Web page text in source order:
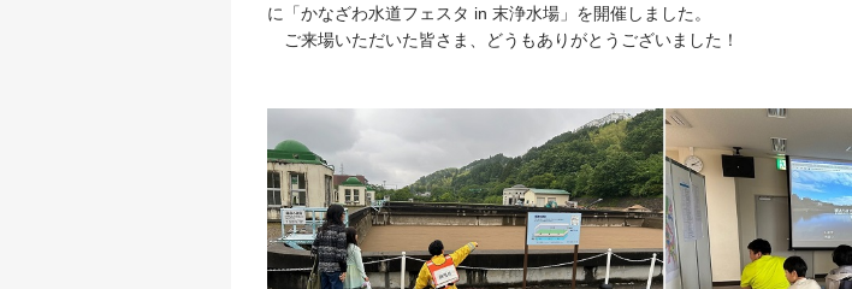
に「かなざわ水道フェスタ in 末浄水場」を開催しました。
ご来場いただいた皆さま、どうもありがとうございました！